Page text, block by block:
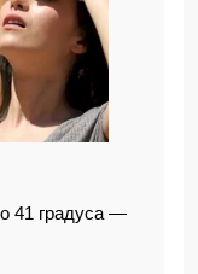
41 градуса —